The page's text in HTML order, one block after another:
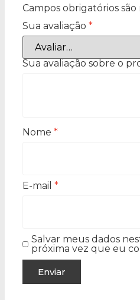
Campos obrigatórios
Sua avaliação *
Sua avaliação sobre o
Nome *
E-mail *
Salvar meus dados
próxima vez que eu